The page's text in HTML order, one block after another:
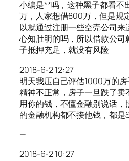
小编是**吗，这种黑子都看不
万，人家想借800万，但是规
以就通过注册一些空壳公司
心知肚明的吗，所以借款公
子抵押充足，就没有风险
2018-6-2 12:27
明天我压自己评估1000万的
精神不正常，房子一旦跌了卖
用你的钱，不懂金融别说话
的金融机构都不接他钱，都是
—
2018-6-2 10:27